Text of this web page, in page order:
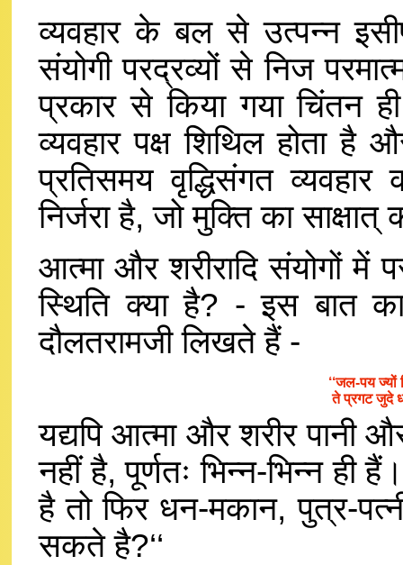
व्यवहार के बल से उत्पन्न
संयोगी परद्रव्यों से निज
प्रकार से किया गया चिंतन
व्यवहार पक्ष शिथिल होता है
प्रतिसमय वृद्धिसंगत व्यवहार
निर्जरा है, जो मुक्ति का
आत्मा और शरीरादि संयोगों में
स्थिति क्या है? - इस बात
दौलतरामजी लिखते हैं -
‘‘जल-पय ज्यों
ते प्रगट जुदे
यद्यपि आत्मा और शरीर पानी
नहीं है, पूर्णतः भिन्न-भिन्न ही
है तो फिर धन-मकान, पुत्र-
सकते है?‘‘